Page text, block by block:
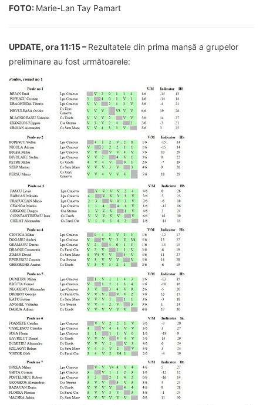
FOTO: Marie-Lan Tay Pamart
UPDATE, ora 11:15 – Rezultatele din prima manșă a grupelor
preliminare au fost următoarele: